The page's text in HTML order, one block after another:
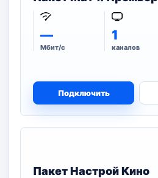
—
Мбит/с
1
каналов
Подключить
Пакет Настрой Кино